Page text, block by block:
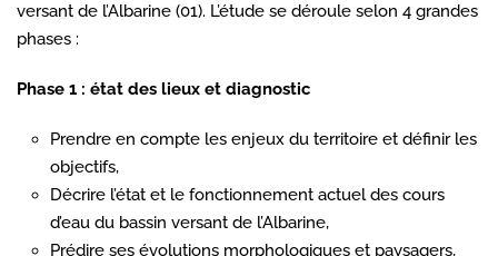
versant de l’Albarine (01). L’étude se déroule selon 4 grandes
phases :
Phase 1 : état des lieux et diagnostic
Prendre en compte les enjeux du territoire et définir les
objectifs,
Décrire l’état et le fonctionnement actuel des cours
d’eau du bassin versant de l’Albarine,
Prédire ses évolutions morphologiques et paysagers,